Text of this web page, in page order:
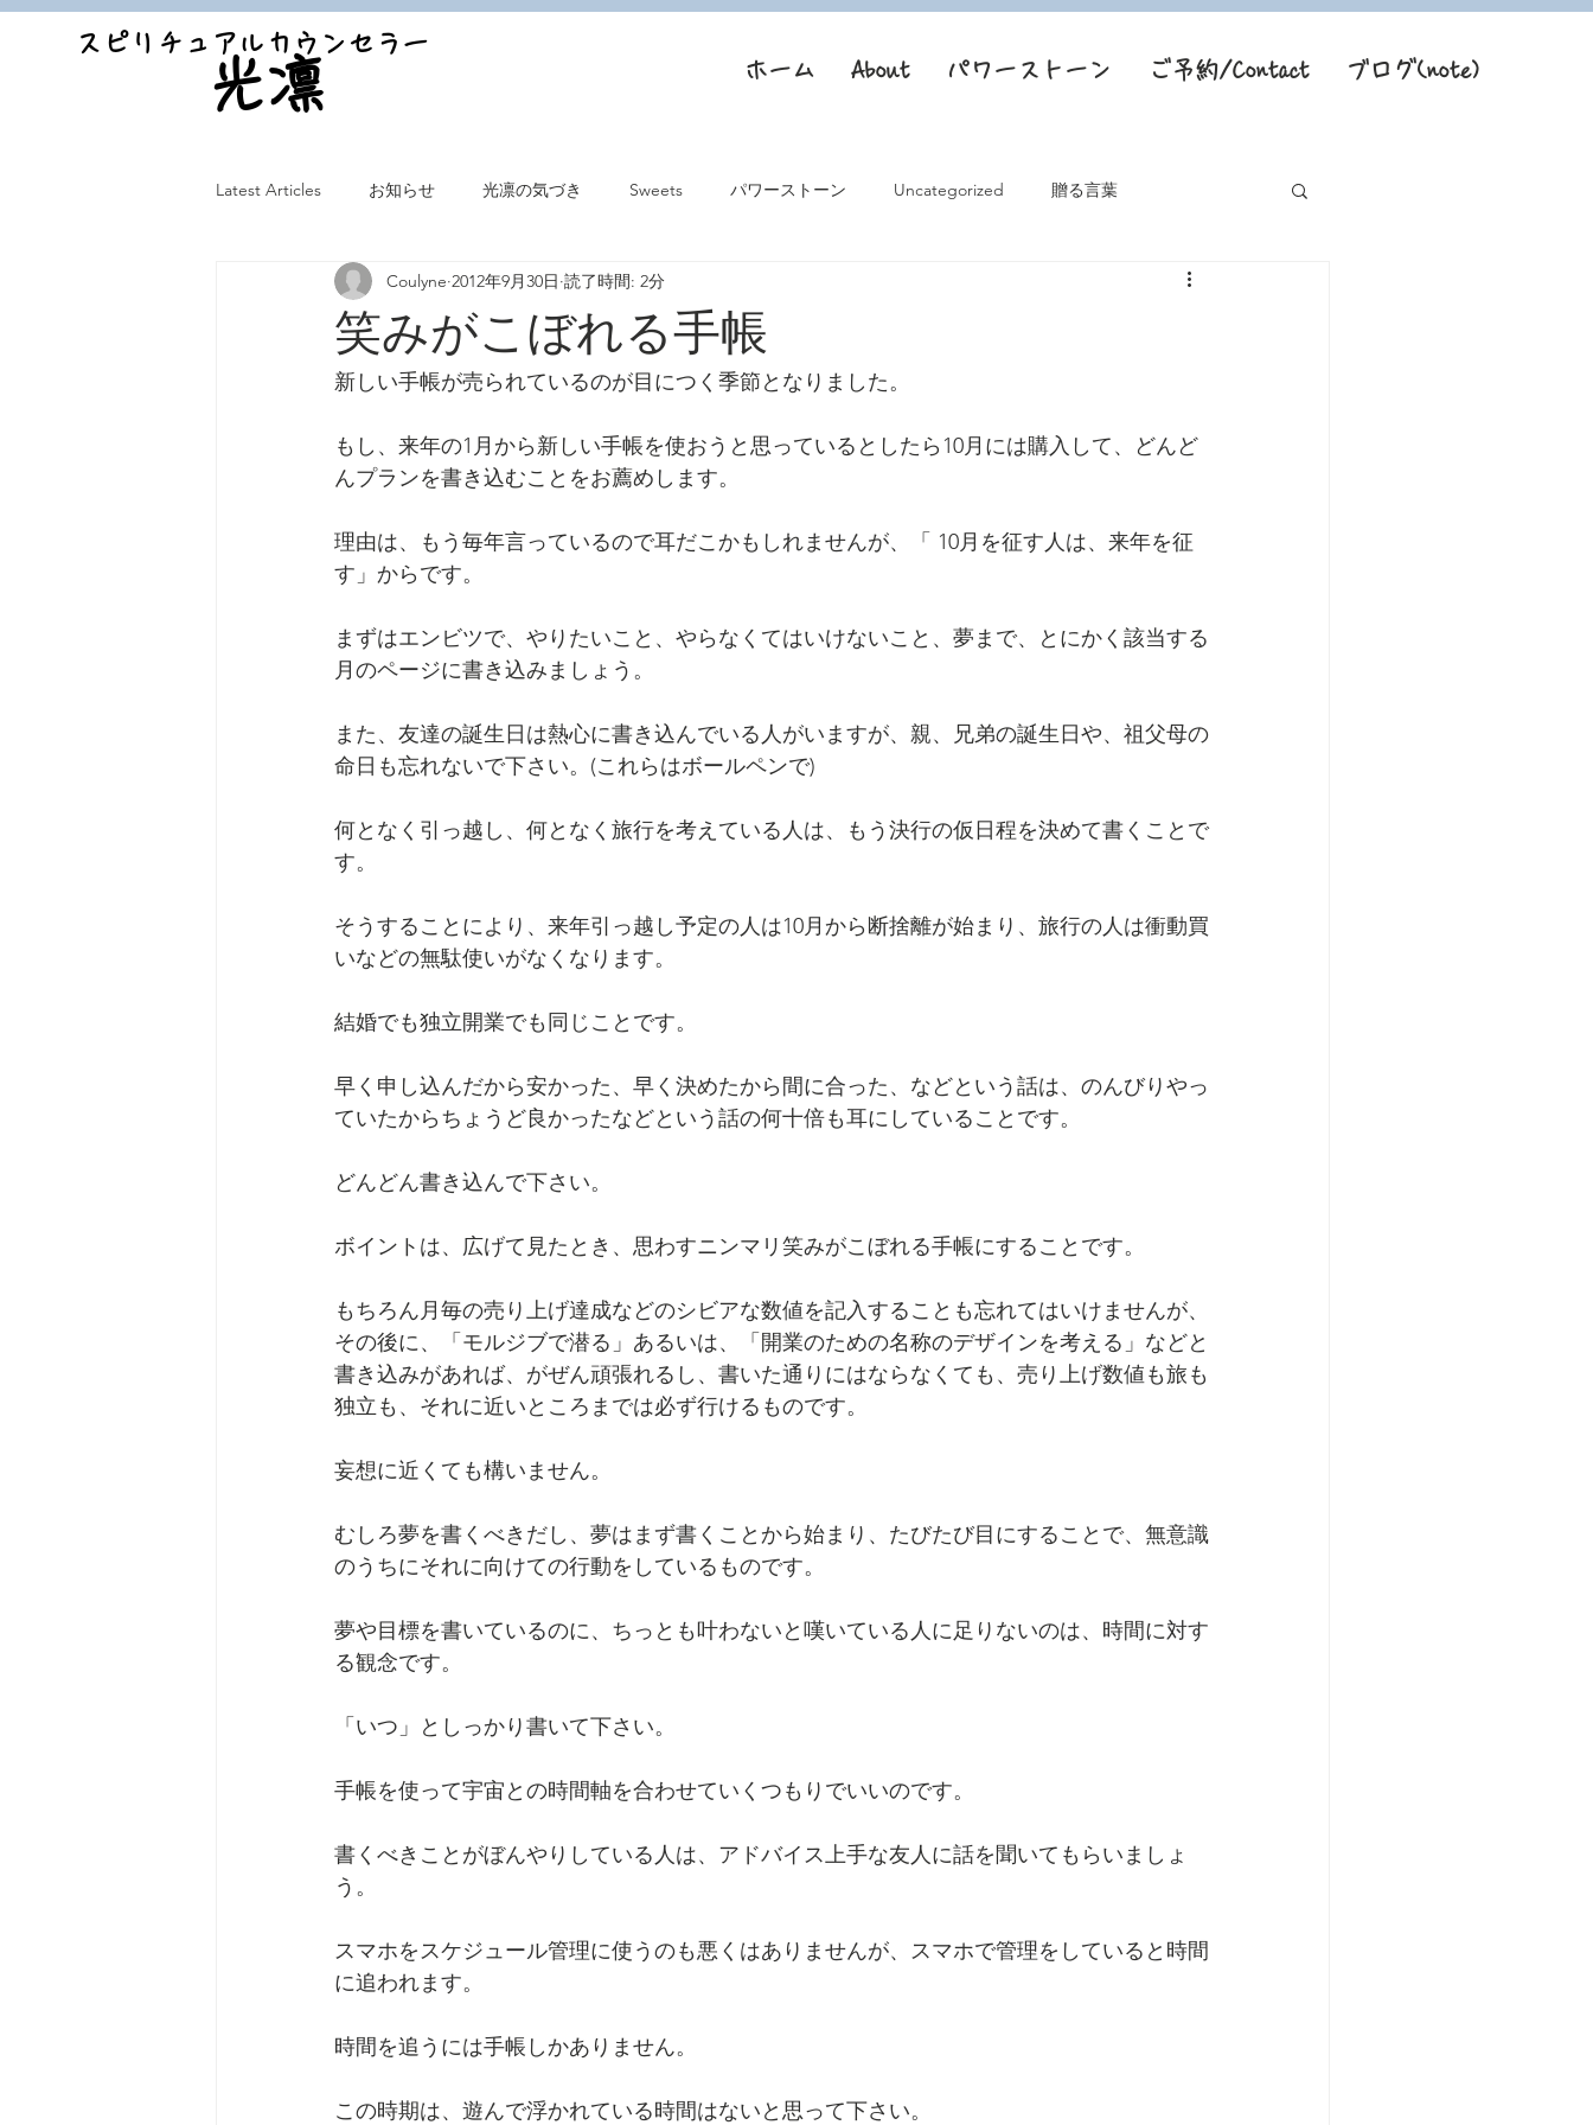
スピリチュアルカウンセラー
光凛 ホーム About パワーストーン ご予約/Contact ブログ(note)
Latest Articles お知らせ 光凛の気づき Sweets パワーストーン Uncategorized 贈る言葉
笑みがこぼれる手帳
Coulyne 2012年9月30日 読了時間: 2分
新しい手帳が売られているのが目につく季節となりました。
もし、来年の1月から新しい手帳を使おうと思っているとしたら10月には購入して、どんど
んプランを書き込むことをお薦めします。
理由は、もう毎年言っているので耳だこかもしれませんが、「 10月を征す人は、来年を征
す」からです。
まずはエンビツで、やりたいこと、やらなくてはいけないこと、夢まで、とにかく該当する
月のページに書き込みましょう。
また、友達の誕生日は熱心に書き込んでいる人がいますが、親、兄弟の誕生日や、祖父母の
命日も忘れないで下さい。(これらはボールペンで)
何となく引っ越し、何となく旅行を考えている人は、もう決行の仮日程を決めて書くことで
す。
そうすることにより、来年引っ越し予定の人は10月から断捨離が始まり、旅行の人は衝動買
いなどの無駄使いがなくなります。
結婚でも独立開業でも同じことです。
早く申し込んだから安かった、早く決めたから間に合った、などという話は、のんびりやっ
ていたからちょうど良かったなどという話の何十倍も耳にしていることです。
どんどん書き込んで下さい。
ボイントは、広げて見たとき、思わすニンマリ笑みがこぼれる手帳にすることです。
もちろん月毎の売り上げ達成などのシビアな数値を記入することも忘れてはいけませんが、
その後に、「モルジブで潜る」あるいは、「開業のための名称のデザインを考える」などと
書き込みがあれば、がぜん頑張れるし、書いた通りにはならなくても、売り上げ数値も旅も
独立も、それに近いところまでは必ず行けるものです。
妄想に近くても構いません。
むしろ夢を書くべきだし、夢はまず書くことから始まり、たびたび目にすることで、無意識
のうちにそれに向けての行動をしているものです。
夢や目標を書いているのに、ちっとも叶わないと嘆いている人に足りないのは、時間に対す
る観念です。
「いつ」としっかり書いて下さい。
手帳を使って宇宙との時間軸を合わせていくつもりでいいのです。
書くべきことがぼんやりしている人は、アドバイス上手な友人に話を聞いてもらいましょ
う。
スマホをスケジュール管理に使うのも悪くはありませんが、スマホで管理をしていると時間
に追われます。
時間を追うには手帳しかありません。
この時期は、遊んで浮かれている時間はないと思って下さい。